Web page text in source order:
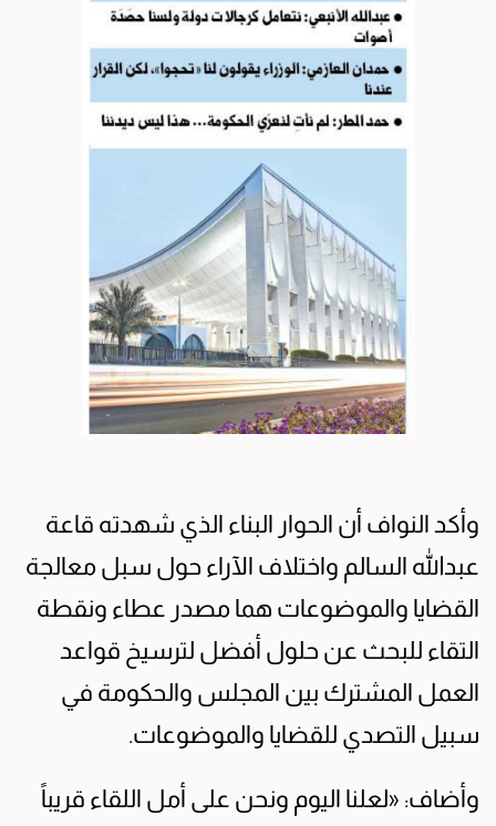
وأكد النواف أن الحوار البناء الذي شهدته قاعة
عبدالله السالم واختلاف الآراء حول سبل معالجة
القضايا والموضوعات هما مصدر عطاء ونقطة
التقاء للبحث عن حلول أفضل لترسيخ قواعد
العمل المشترك بين المجلس والحكومة في
سبيل التصدي للقضايا والموضوعات.
وأضاف: «لعلنا اليوم ونحن على أمل اللقاء قريباً